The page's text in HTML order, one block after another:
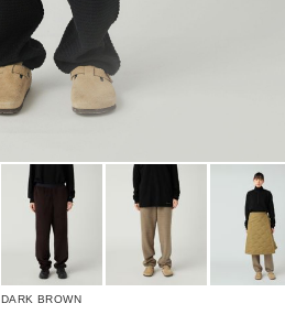
DARK BROWN